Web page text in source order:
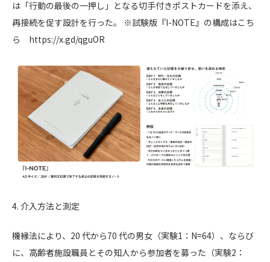
は「行動の最後の一押し」となる切手付きポストカードを添え、
再接続を促す設計を行った。 ※試験版『I-NOTE』の構成はこち
ら https://x.gd/qguOR
4. 介入方法と測定
機縁法により、20 代から70 代の男女（実験1：N=64）、ならび
に、高齢者施設職員とその知人から参加者を募った（実験2：